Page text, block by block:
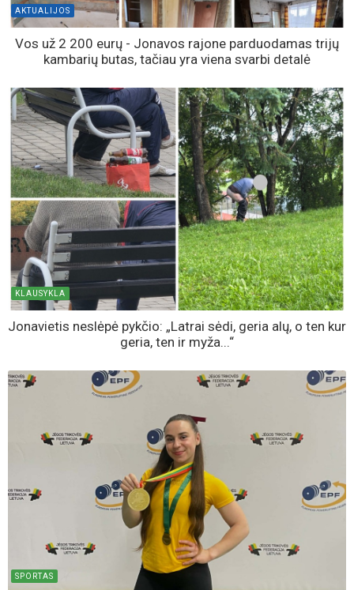
AKTUALIJOS
Vos už 2 200 eurų - Jonavos rajone parduodamas trijų
kambarių butas, tačiau yra viena svarbi detalė
KLAUSYKLA
Jonavietis neslėpė pykčio: „Latrai sėdi, geria alų, o ten kur
geria, ten ir myža...“
SPORTAS